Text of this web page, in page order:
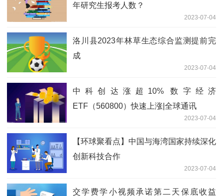
年研究生报考人数？
2023-07-04
洛川县2023年林草生态综合监测提前完
成
2023-07-04
中科创达涨超10% 数字经济
ETF（560800）快速上涨|全球通讯
2023-07-04
【环球聚看点】中国与海湾国家持续深化
创新科技合作
2023-07-04
交学费学小视频承诺第二天保底收益